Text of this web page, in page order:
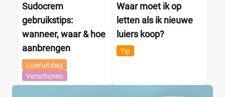
Sudocrem
gebruikstips:
wanneer, waar & hoe
aanbrengen
Luieruitslag
Verschonen
Waar moet ik op
letten als ik nieuwe
luiers koop?
Tip